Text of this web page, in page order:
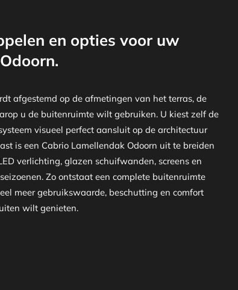
en opties voor uw
afgestemd op de afmetingen van het terras, de
u de buitenruimte wilt gebruiken. U kiest zelf de
visueel perfect aansluit op de architectuur
is een Cabrio Lamellendak Odoorn uit te breiden
verlichting, glazen schuifwanden, screens en
Zo ontstaat een complete buitenruimte
meer gebruikswaarde, beschutting en comfort
wilt genieten.